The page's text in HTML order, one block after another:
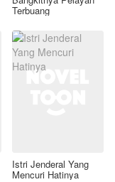
Terbuang
Istri Jenderal Yang
Mencuri Hatinya